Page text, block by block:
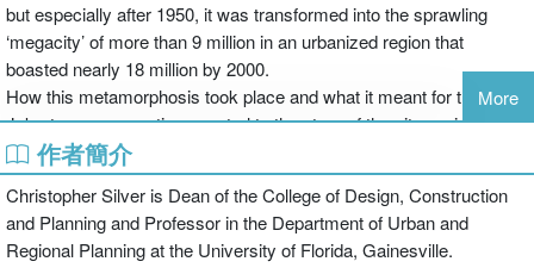
but especially after 1950, it was transformed into the sprawling
‘megacity’ of more than 9 million in an urbanized region that
boasted nearly 18 million by 2000.
How this metamorphosis took place and what it meant for the life of
Jakartans are questions central to the story of the city, as is the
role of both local and national leaders in the control and
manipulation of processes of growth. As Christopher Silver reveals,
Jakarta’s place as Indonesia’s most prestigious city, and its capital
city, subjected it to conflicting approaches to planning, and placed
its development within the vortex of national development. He
More
作者簡介
Christopher Silver is Dean of the College of Design, Construction
and Planning and Professor in the Department of Urban and
Regional Planning at the University of Florida, Gainesville.